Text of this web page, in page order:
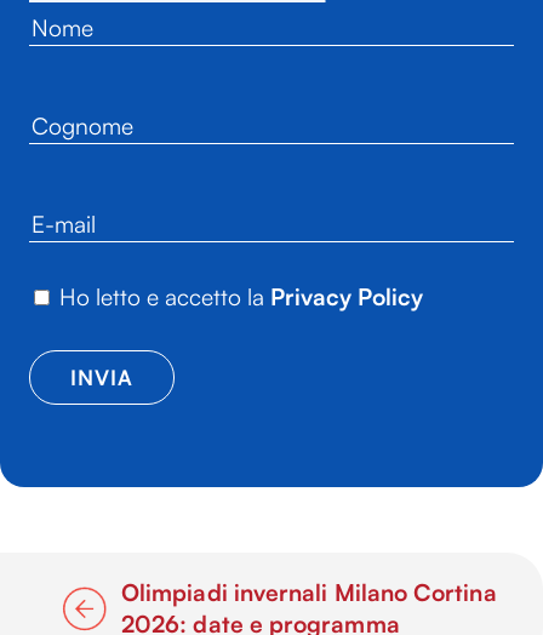
Ho letto e accetto la Privacy Policy
Olimpiadi invernali Milano Cortina
2026: date e programma